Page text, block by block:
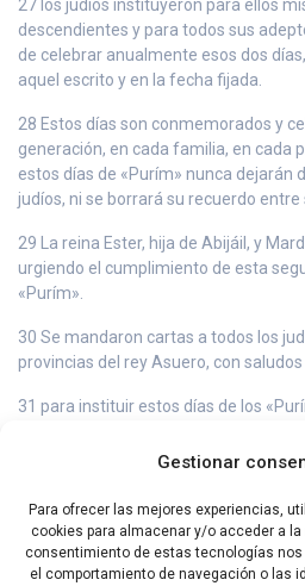
Gestionar
Para ofrecer las mejores experiencias,
cookies para almacenar y/o acceder a
consentimiento de estas tecnologías
el comportamiento de navegación o las
27 los judíos instituyeron para ellos
descendientes y para todos sus
de celebrar anualmente esos dos
aquel escrito y en la fecha fijada.
28 Estos días son conmemorados y
generación, en cada familia, en cada
estos días de «Purím» nunca dejarán
judíos, ni se borrará su recuerdo entre
29 La reina Ester, hija de Abijáil, y
urgiendo el cumplimiento de esta
«Purím».
30 Se mandaron cartas a todos los
provincias del rey Asuero, con
31 para instituir estos días de los
como lo habían establecido para sí
lamentaciones.
32 Así, la orden de Ester confirmó la
esto quedó consignado por escrito.